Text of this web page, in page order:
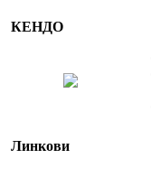
КЕНДО
Линкови